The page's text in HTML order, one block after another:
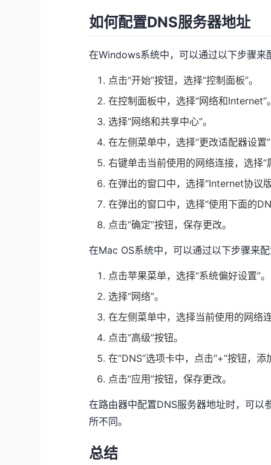
如何配置DNS服务器地址
在Windows系统中，可以通过以下步骤来
点击“开始”按钮，选择“控制面板”。
在控制面板中，选择“网络和Internet”
选择“网络和共享中心”。
在左侧菜单中，选择“更改适配器设置
右键单击当前使用的网络连接，选择“
在弹出的窗口中，选择“Internet协议
在弹出的窗口中，选择“使用下面的
点击“确定”按钮，保存更改。
在Mac OS系统中，可以通过以下步骤来
点击苹果菜单，选择“系统偏好设置”。
选择“网络”。
在左侧菜单中，选择当前使用的网络
点击“高级”按钮。
在“DNS”选项卡中，点击“+”按钮，
点击“应用”按钮，保存更改。
在路由器中配置DNS服务器地址时，可以
所不同。
总结